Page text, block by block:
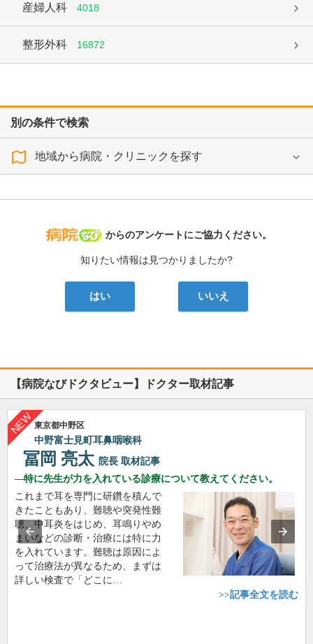
産婦人科 4018
整形外科 16872
別の条件で検索
地域から病院・クリニックを探す
病院なび
からのアンケートにご協力ください。
知りたい情報は見つかりましたか?
はい いいえ
【病院なびドクタビュー】ドクター取材記事
東京都中野区
中野富士見町耳鼻咽喉科
冨岡 亮太 院長 取材記事
特に先生が力を入れている診療について教えてください。
これまで耳を専門に研鑽を積んで
きたこともあり、難聴や突発性難
聴、中耳炎をはじめ、耳鳴りやめ
まいなどの診断・治療には特に力
を入れています。難聴は原因によ
って治療法が異なるため、まずは
詳しい検査で「どこに…
>>記事全文を読む